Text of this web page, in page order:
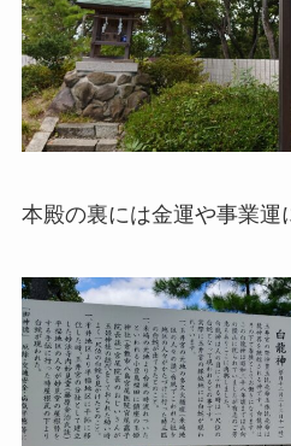
本殿の裏には金運や事業運